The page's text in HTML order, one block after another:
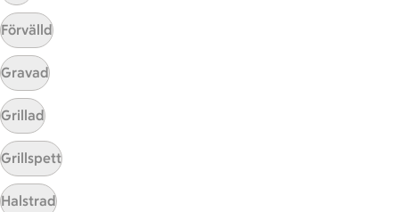
Förvälld
Gravad
Grillad
Grillspett
Halstrad